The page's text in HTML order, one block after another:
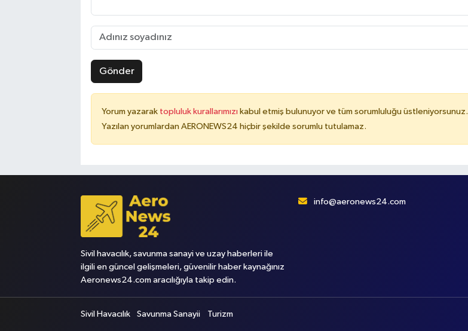
Gönder
Yorum yazarak topluluk kurallarımızı kabul etmiş bulunuyor ve tüm sorumluluğu üstleniyorsunuz.
Yazılan yorumlardan AERONEWS24 hiçbir şekilde sorumlu tutulamaz.
Sivil havacılık, savunma sanayi ve uzay haberleri ile
ilgili en güncel gelişmeleri, güvenilir haber kaynağınız
Aeronews24.com aracılığıyla takip edin.
info@aeronews24.com
Sivil Havacılık Savunma Sanayii Turizm